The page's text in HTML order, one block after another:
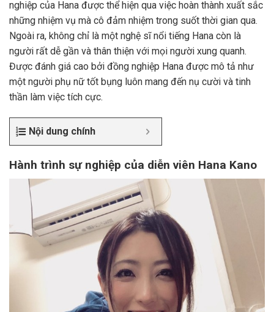
nghiệp của Hana được thể hiện qua việc hoàn thành xuất sắc
những nhiệm vụ mà cô đảm nhiệm trong suốt thời gian qua.
Ngoài ra, không chỉ là một nghệ sĩ nổi tiếng Hana còn là
người rất dễ gần và thân thiện với mọi người xung quanh.
Được đánh giá cao bởi đồng nghiệp Hana được mô tả như
một người phụ nữ tốt bụng luôn mang đến nụ cười và tinh
thần làm việc tích cực.
Nội dung chính
Hành trình sự nghiệp của diễn viên Hana Kano